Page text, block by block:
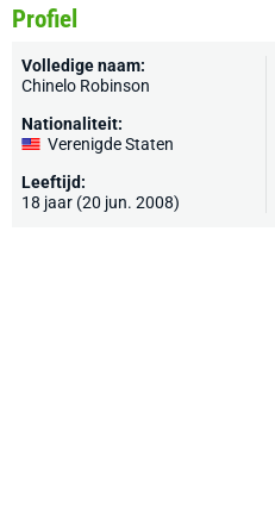
Profiel
Volledige naam:
Chinelo Robinson
Nationaliteit:
Verenigde Staten
Leeftijd:
18 jaar (20 jun. 2008)